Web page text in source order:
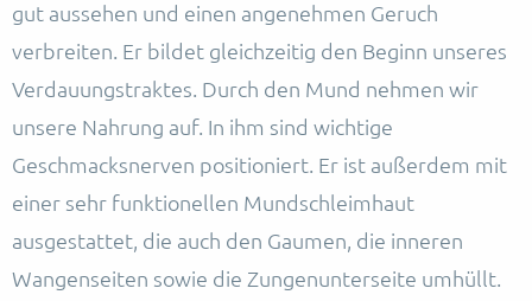
gut aussehen und einen angenehmen Geruch
verbreiten. Er bildet gleichzeitig den Beginn unseres
Verdauungstraktes. Durch den Mund nehmen wir
unsere Nahrung auf. In ihm sind wichtige
Geschmacksnerven positioniert. Er ist außerdem mit
einer sehr funktionellen Mundschleimhaut
ausgestattet, die auch den Gaumen, die inneren
Wangenseiten sowie die Zungenunterseite umhüllt.